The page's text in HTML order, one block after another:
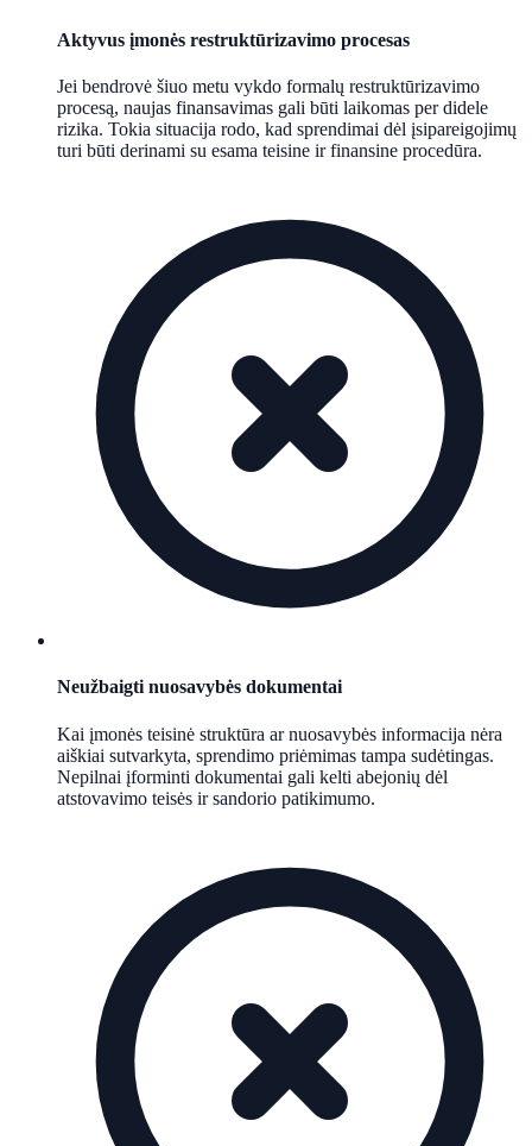
Aktyvus įmonės restruktūrizavimo procesas
Jei bendrovė šiuo metu vykdo formalų restruktūrizavimo
procesą, naujas finansavimas gali būti laikomas per didele
rizika. Tokia situacija rodo, kad sprendimai dėl įsipareigojimų
turi būti derinami su esama teisine ir finansine procedūra.
Neužbaigti nuosavybės dokumentai
Kai įmonės teisinė struktūra ar nuosavybės informacija nėra
aiškiai sutvarkyta, sprendimo priėmimas tampa sudėtingas.
Nepilnai įforminti dokumentai gali kelti abejonių dėl
atstovavimo teisės ir sandorio patikimumo.